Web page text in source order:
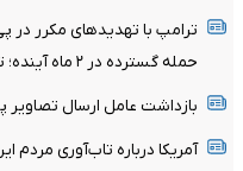
ترامپ با تهدیدهای مکرر در
حمله گسترده در ۲ ماه آینده؛ تنش‌های اخیر پیش‌لرزه بود
بازداشت عامل ارسال تصاویر
آمریکا درباره تاب‌آوری مردم